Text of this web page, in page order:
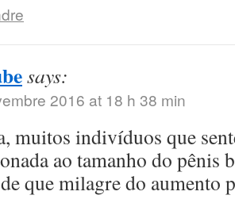
says:
2016 at 18 h 38 min
muitos indivíduos que
ao tamanho do pênis
que milagre do aumento